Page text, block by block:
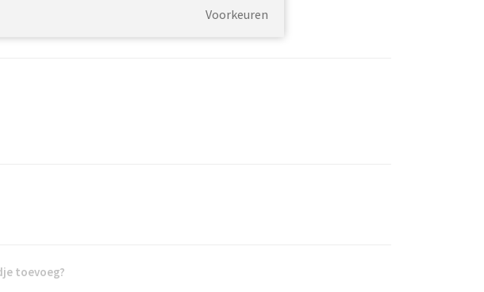
contact met ons op voor meer informatie.
toevoeg?
Voorkeuren